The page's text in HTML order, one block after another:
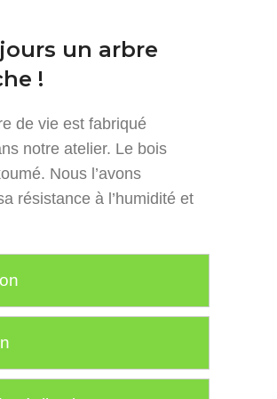
un arbre
!
de vie est fabriqué
notre atelier. Le bois
Nous l’avons
résistance à l’humidité et